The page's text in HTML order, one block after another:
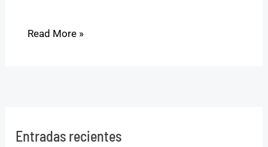
Read More »
Entradas recientes